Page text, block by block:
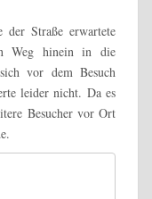
der Straße erwartete
Weg hinein in die
vor dem Besuch
leider nicht. Da es
Besucher vor Ort